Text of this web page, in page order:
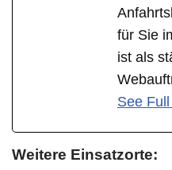
für Sie
ist als
See
Weitere Einsatzorte: